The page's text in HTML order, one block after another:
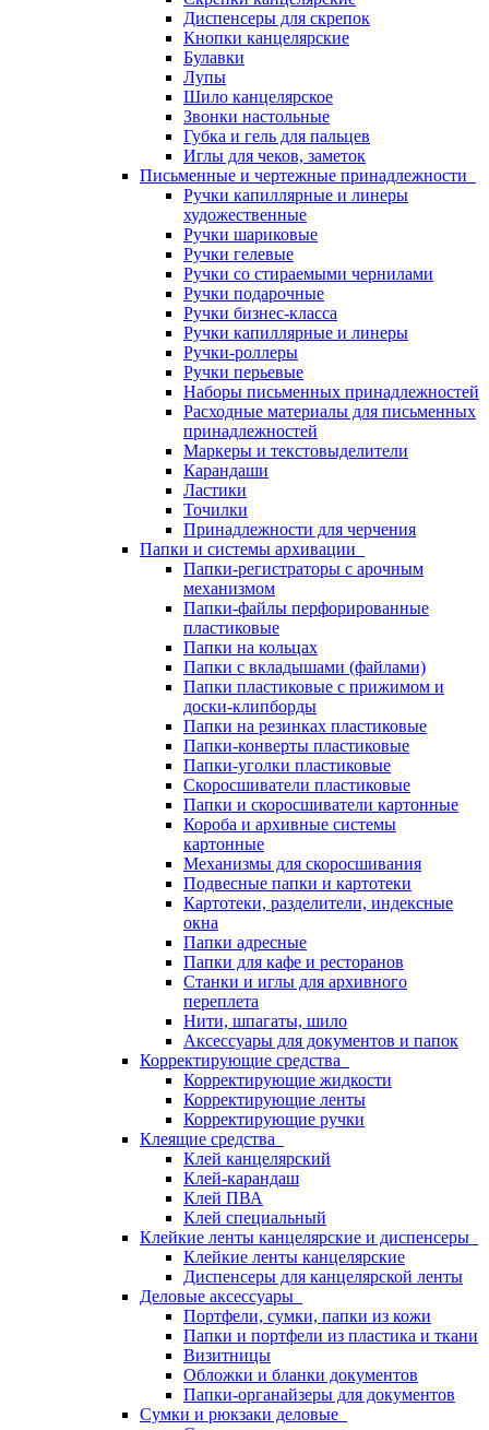
Диспенсеры для скрепок
Кнопки канцелярские
Булавки
Лупы
Шило канцелярское
Звонки настольные
Губка и гель для пальцев
Иглы для чеков, заметок
Письменные и чертежные принадлежности
Ручки капиллярные и линеры
художественные
Ручки шариковые
Ручки гелевые
Ручки со стираемыми чернилами
Ручки подарочные
Ручки бизнес-класса
Ручки капиллярные и линеры
Ручки-роллеры
Ручки перьевые
Наборы письменных принадлежностей
Расходные материалы для письменных
принадлежностей
Маркеры и текстовыделители
Карандаши
Ластики
Точилки
Принадлежности для черчения
Папки и системы архивации
Папки-регистраторы с арочным
механизмом
Папки-файлы перфорированные
пластиковые
Папки на кольцах
Папки с вкладышами (файлами)
Папки пластиковые с прижимом и
доски-клипборды
Папки на резинках пластиковые
Папки-конверты пластиковые
Папки-уголки пластиковые
Скоросшиватели пластиковые
Папки и скоросшиватели картонные
Короба и архивные системы
картонные
Механизмы для скоросшивания
Подвесные папки и картотеки
Картотеки, разделители, индексные
окна
Папки адресные
Папки для кафе и ресторанов
Станки и иглы для архивного
переплета
Нити, шпагаты, шило
Аксессуары для документов и папок
Корректирующие средства
Корректирующие жидкости
Корректирующие ленты
Корректирующие ручки
Клеящие средства
Клей канцелярский
Клей-карандаш
Клей ПВА
Клей специальный
Клейкие ленты канцелярские и диспенсеры
Клейкие ленты канцелярские
Диспенсеры для канцелярской ленты
Деловые аксессуары
Портфели, сумки, папки из кожи
Папки и портфели из пластика и ткани
Визитницы
Обложки и бланки документов
Папки-органайзеры для документов
Сумки и рюкзаки деловые